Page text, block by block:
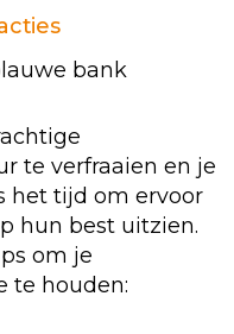
op
het
onderhouden
van
je
bankhoezen
te verfraaien en je
het tijd om ervoor
hun best uitzien.
om je
te houden: